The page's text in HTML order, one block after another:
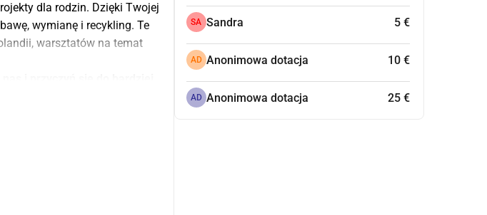
dla rodzin. Dzięki Twojej
wymianę i recykling. Te
warsztatów na temat
centralne naszych projektów.
gdy samotność,
sposób dajemy temu
Efektem ubocznym
SA Sandra 5 €
AD Anonimowa dotacja 10 €
AD Anonimowa dotacja 25 €